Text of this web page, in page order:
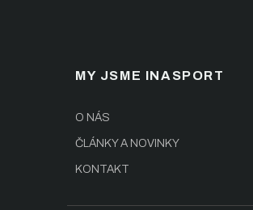
MY JSME INASPORT
O NÁS
ČLÁNKY A NOVINKY
KONTAKT